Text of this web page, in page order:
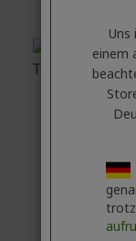
Uns
einem